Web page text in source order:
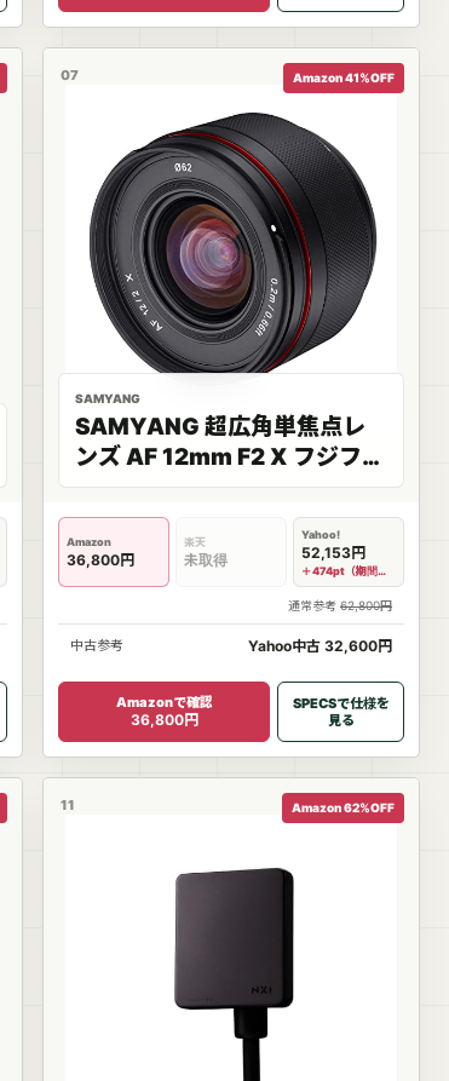
07 Amazon 41%OFF
SAMYANG
SAMYANG 超広角単焦点レ
ンズ AF 12mm F2 X フジフイ
ルム Xマウント APS-Cフォー
マット専用 軽量212g
887681
Amazon
36,800円
楽天
未取得
Yahoo!
52,153円
＋474pt（期間限定）
通常参考 62,800円
中古参考 Yahoo中古 32,600円
Amazonで確認
36,800円
SPECSで仕様を
見る
11 Amazon 62%OFF